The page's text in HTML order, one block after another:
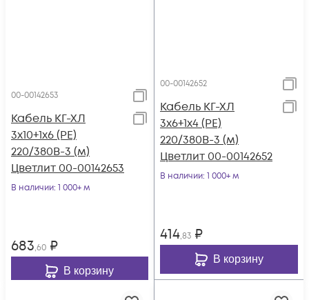
00-00142653
Кабель КГ-ХЛ
3х10+1х6 (PE)
220/380В-3 (м)
Цветлит 00-00142653
В наличии: 1 000+ м
683,60 ₽
В корзину
00-00142652
Кабель КГ-ХЛ
3х6+1х4 (PE)
220/380В-3 (м)
Цветлит 00-00142652
В наличии: 1 000+ м
414,83 ₽
В корзину